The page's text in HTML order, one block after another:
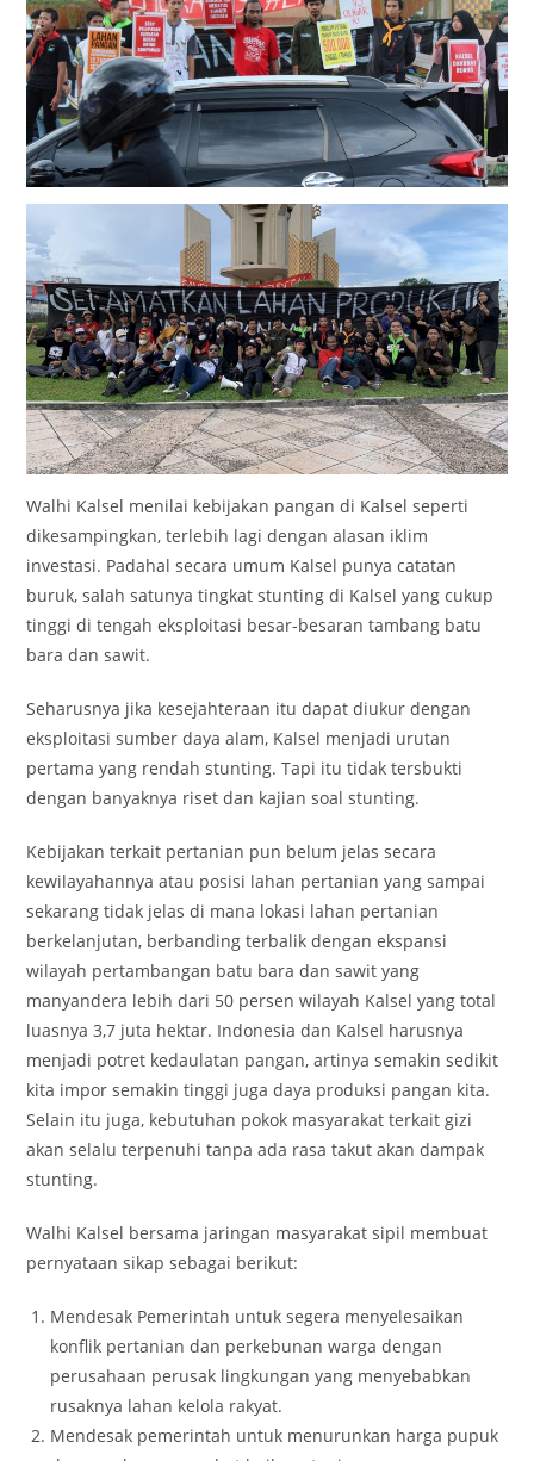
Walhi Kalsel menilai kebijakan pangan di Kalsel seperti
dikesampingkan, terlebih lagi dengan alasan iklim
investasi. Padahal secara umum Kalsel punya catatan
buruk, salah satunya tingkat stunting di Kalsel yang cukup
tinggi di tengah eksploitasi besar-besaran tambang batu
bara dan sawit.
Seharusnya jika kesejahteraan itu dapat diukur dengan
eksploitasi sumber daya alam, Kalsel menjadi urutan
pertama yang rendah stunting. Tapi itu tidak tersbukti
dengan banyaknya riset dan kajian soal stunting.
Kebijakan terkait pertanian pun belum jelas secara
kewilayahannya atau posisi lahan pertanian yang sampai
sekarang tidak jelas di mana lokasi lahan pertanian
berkelanjutan, berbanding terbalik dengan ekspansi
wilayah pertambangan batu bara dan sawit yang
manyandera lebih dari 50 persen wilayah Kalsel yang total
luasnya 3,7 juta hektar. Indonesia dan Kalsel harusnya
menjadi potret kedaulatan pangan, artinya semakin sedikit
kita impor semakin tinggi juga daya produksi pangan kita.
Selain itu juga, kebutuhan pokok masyarakat terkait gizi
akan selalu terpenuhi tanpa ada rasa takut akan dampak
stunting.
Walhi Kalsel bersama jaringan masyarakat sipil membuat
pernyataan sikap sebagai berikut:
Mendesak Pemerintah untuk segera menyelesaikan
konflik pertanian dan perkebunan warga dengan
perusahaan perusak lingkungan yang menyebabkan
rusaknya lahan kelola rakyat.
Mendesak pemerintah untuk menurunkan harga pupuk